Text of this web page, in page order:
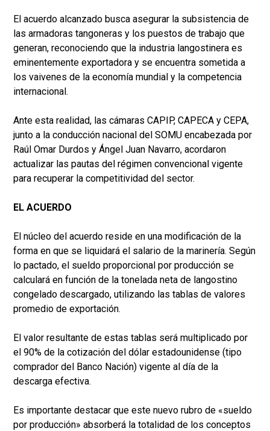
El acuerdo alcanzado busca asegurar la subsistencia de
las armadoras tangoneras y los puestos de trabajo que
generan, reconociendo que la industria langostinera es
eminentemente exportadora y se encuentra sometida a
los vaivenes de la economía mundial y la competencia
internacional.
Ante esta realidad, las cámaras CAPIP, CAPECA y CEPA,
junto a la conducción nacional del SOMU encabezada por
Raúl Omar Durdos y Ángel Juan Navarro, acordaron
actualizar las pautas del régimen convencional vigente
para recuperar la competitividad del sector.
EL ACUERDO
El núcleo del acuerdo reside en una modificación de la
forma en que se liquidará el salario de la marinería. Según
lo pactado, el sueldo proporcional por producción se
calculará en función de la tonelada neta de langostino
congelado descargado, utilizando las tablas de valores
promedio de exportación.
El valor resultante de estas tablas será multiplicado por
el 90% de la cotización del dólar estadounidense (tipo
comprador del Banco Nación) vigente al día de la
descarga efectiva.
Es importante destacar que este nuevo rubro de «sueldo
por producción» absorberá la totalidad de los conceptos